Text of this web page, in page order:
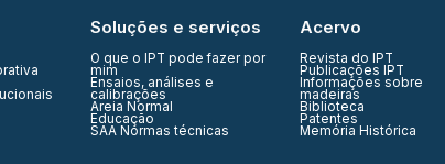
Soluções e serviços
O que o IPT pode fazer por
mim
Ensaios, análises e
calibrações
Areia Normal
Educação
SAA Normas técnicas
Acervo
Revista do IPT
Publicações IPT
Informações sobre
madeiras
Biblioteca
Patentes
Memória Histórica